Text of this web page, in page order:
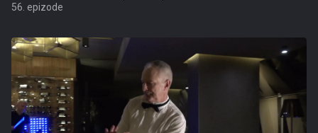
56. epizode